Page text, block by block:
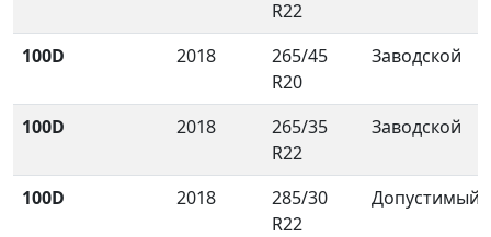
R22
100D 2018
265/45
R20
Заводской
100D 2018
265/35
R22
Заводской
100D 2018
285/30
R22
Допустимый